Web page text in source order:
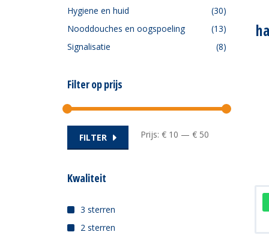
Hygiene en huid
(30)
Nooddouches en oogspoeling
(13)
Signalisatie
(8)
Filter op prijs
Min.
prijs
Max.
prijs
FILTER Prijs: € 10 — € 50
Kwaliteit
3 sterren
2 sterren